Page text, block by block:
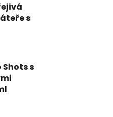
s
Shots s